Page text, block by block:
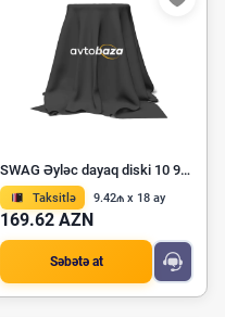
SWAG Əyləc dayaq diski 10 92 4745
Taksitlə 9.42₼ x 18 ay
169.62 AZN
Səbətə at